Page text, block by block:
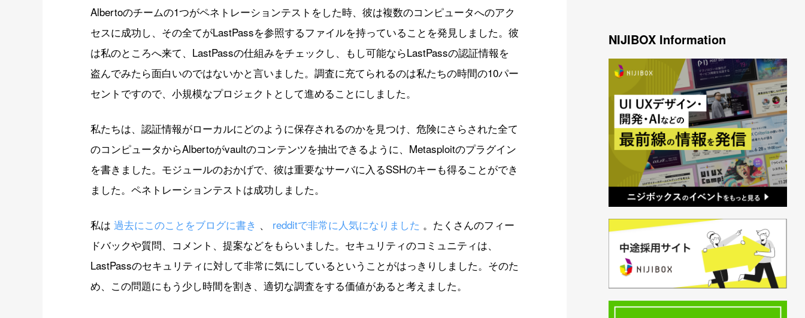
Albertoのチームの1つがペネトレーションテストをした時、彼は複数のコンピュータへのアク
セスに成功し、その全てがLastPassを参照するファイルを持っていることを発見しました。彼
は私のところへ来て、LastPassの仕組みをチェックし、もし可能ならLastPassの認証情報を
盗んでみたら面白いのではないかと言いました。調査に充てられるのは私たちの時間の10パー
セントですので、小規模なプロジェクトとして進めることにしました。
私たちは、認証情報がローカルにどのように保存されるのかを見つけ、危険にさらされた全て
のコンピュータからAlbertoがvaultのコンテンツを抽出できるように、Metasploitのプラグイン
を書きました。モジュールのおかげで、彼は重要なサーバに入るSSHのキーも得ることができ
ました。ペネトレーションテストは成功しました。
私は過去にこのことをブログに書き 、 redditで非常に人気になりました 。たくさんのフィー
ドバックや質問、コメント、提案などをもらいました。セキュリティのコミュニティは、
LastPassのセキュリティに対して非常に気にしているということがはっきりしました。そのた
め、この問題にもう少し時間を割き、適切な調査をする価値があると考えました。
NIJIBOX Information